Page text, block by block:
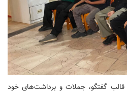
گفتگو، جملات و برداشت‌های خود